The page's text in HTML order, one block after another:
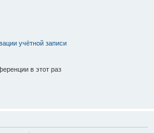
учётной записи
в этот раз